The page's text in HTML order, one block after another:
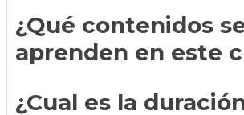
¿Qué contenidos
aprenden en este
¿Cual es la